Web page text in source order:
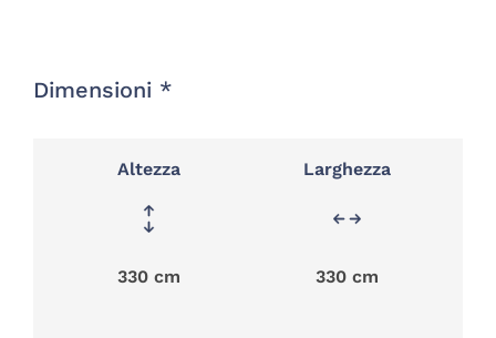
Dimensioni *
Altezza
330 cm
Larghezza
330 cm